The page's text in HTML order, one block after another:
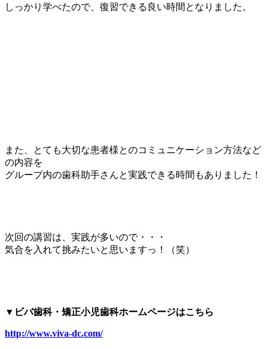
しっかり学べたので、復習できる良い時間となりました。
また、とても大切な患者様とのコミュニケーション方法など
の内容を
グループ内の歯科助手さんと実践できる時間もありました！
次回の講習は、実践が多いので・・・
気合を入れて挑みたいと思いますっ！（笑）
▼ビバ歯科・矯正小児歯科ホームページはこちら
http://www.viva-dc.com/